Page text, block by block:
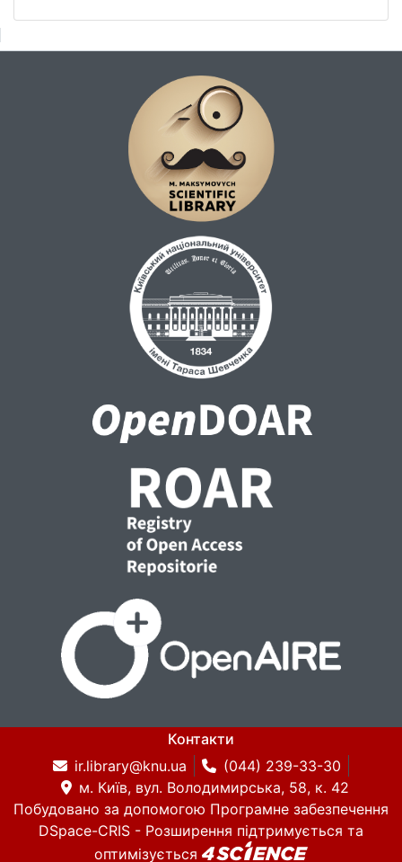
Контакти
ir.library@knu.ua
(044) 239-33-30
м. Київ, вул. Володимирська, 58, к. 42
Побудовано за допомогою Програмне забезпечення
DSpace-CRIS - Розширення підтримується та
оптимізується